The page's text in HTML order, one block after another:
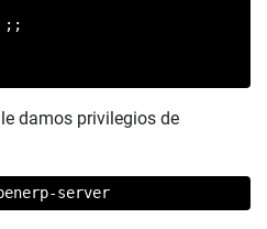
damos privilegios de
server